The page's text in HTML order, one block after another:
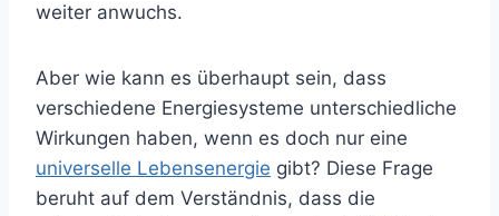
weiter anwuchs.
Aber wie kann es überhaupt sein, dass
verschiedene Energiesysteme unterschiedliche
Wirkungen haben, wenn es doch nur eine
universelle Lebensenergie gibt? Diese Frage
beruht auf dem Verständnis, dass die